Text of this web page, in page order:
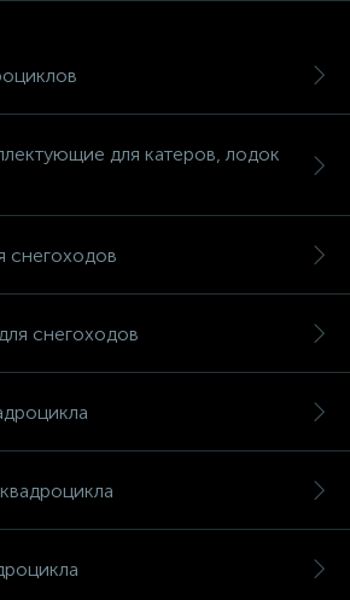
для катеров, лодок
снегоходов
снегоходов